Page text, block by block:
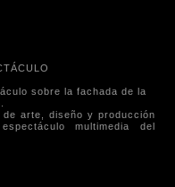
sobre la fachada de la
de arte, diseño y producción
multimedia del